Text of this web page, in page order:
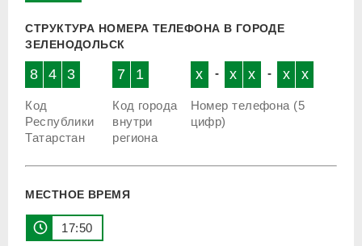
СТРУКТУРА НОМЕРА ТЕЛЕФОНА В ГОРОДЕ
ЗЕЛЕНОДОЛЬСК
8 4 3
Код
Республики
Татарстан
7 1
Код города
внутри
региона
x - x x - x x
Номер телефона (5
цифр)
МЕСТНОЕ ВРЕМЯ
17 50